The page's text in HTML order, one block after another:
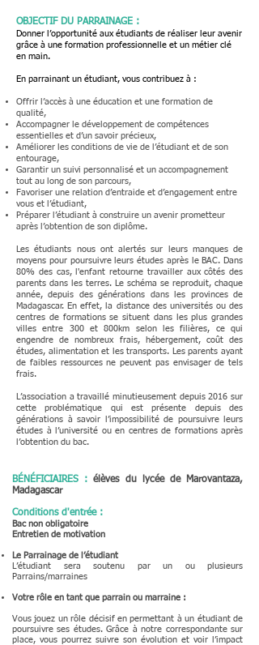
OBJECTIF DU PARRAINAGE :
Donner l’opportunité aux étudiants de réaliser leur avenir
grâce à une formation professionnelle et un métier clé
en main.
En parrainant un étudiant, vous contribuez à :
Offrir l’accès à une éducation et une formation de
qualité,
Accompagner le développement de compétences
essentielles et d’un savoir précieux,
Améliorer les conditions de vie de l’étudiant et de son
entourage,
Garantir un suivi personnalisé et un accompagnement
tout au long de son parcours,
Favoriser une relation d’entraide et d’engagement entre
vous et l’étudiant,
Préparer l’étudiant à construire un avenir prometteur
après l’obtention de son diplôme.
Les étudiants nous ont alertés sur leurs manques de
moyens pour poursuivre leurs études après le BAC. Dans
80% des cas, l'enfant retourne travailler aux côtés des
parents dans les terres. Le schéma se reproduit, chaque
année, depuis des générations dans les provinces de
Madagascar. En effet, la distance des universités ou des
centres de formations se situent dans les plus grandes
villes entre 300 et 800km selon les filières, ce qui
engendre de nombreux frais, hébergement, coût des
études, alimentation et les transports. Les parents ayant
de faibles ressources ne peuvent pas envisager de tels
frais.
L’association a travaillé minutieusement depuis 2016 sur
cette problématique qui est présente depuis des
générations à savoir l’impossibilité de poursuivre leurs
études à l’université ou en centresde formations après
l’obtention du bac.
BÉNÉFICIAIRES : élèves du lycée de Marovantaza,
Madagascar
Conditions d'entrée :
Bac non obligatoire
Entretien de motivation
Le Parrainage de l’étudiant
L’étudiant sera soutenu par un ou plusieurs
Parrains/marraines
Votre rôle en tant que parrain ou marraine :
Vous jouez un rôle décisif en permettant à un étudiant de
poursuivre ses études. Grâce à notre correspondante sur
place, vous pourrez suivre son évolution et voir l’impact